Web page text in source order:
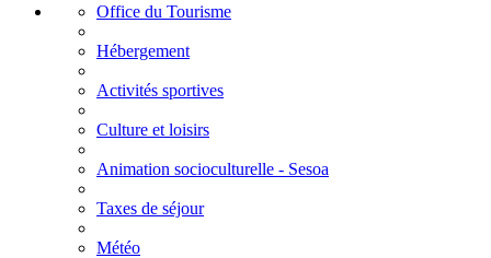
Office du Tourisme
Hébergement
Activités sportives
Culture et loisirs
Animation socioculturelle - Sesoa
Taxes de séjour
Météo